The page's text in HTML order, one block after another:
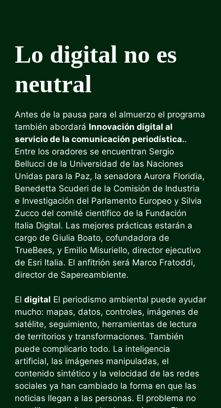
Lo digital no es
neutral
Antes de la pausa para el almuerzo el programa
también abordará Innovación digital al
servicio de la comunicación periodística..
Entre los oradores se encuentran Sergio
Bellucci de la Universidad de las Naciones
Unidas para la Paz, la senadora Aurora Floridia,
Benedetta Scuderi de la Comisión de Industria
e Investigación del Parlamento Europeo y Silvia
Zucco del comité científico de la Fundación
Italia Digital. Las mejores prácticas estarán a
cargo de Giulia Boato, cofundadora de
TrueBees, y Emilio Misuriello, director ejecutivo
de Esri Italia. El anfitrión será Marco Fratoddi,
director de Sapereambiente.
El digital El periodismo ambiental puede ayudar
mucho: mapas, datos, controles, imágenes de
satélite, seguimiento, herramientas de lectura
de territorios y transformaciones. También
puede complicarlo todo. La inteligencia
artificial, las imágenes manipuladas, el
contenido sintético y la velocidad de las redes
sociales ya han cambiado la forma en que las
noticias llegan a las personas. El problema no